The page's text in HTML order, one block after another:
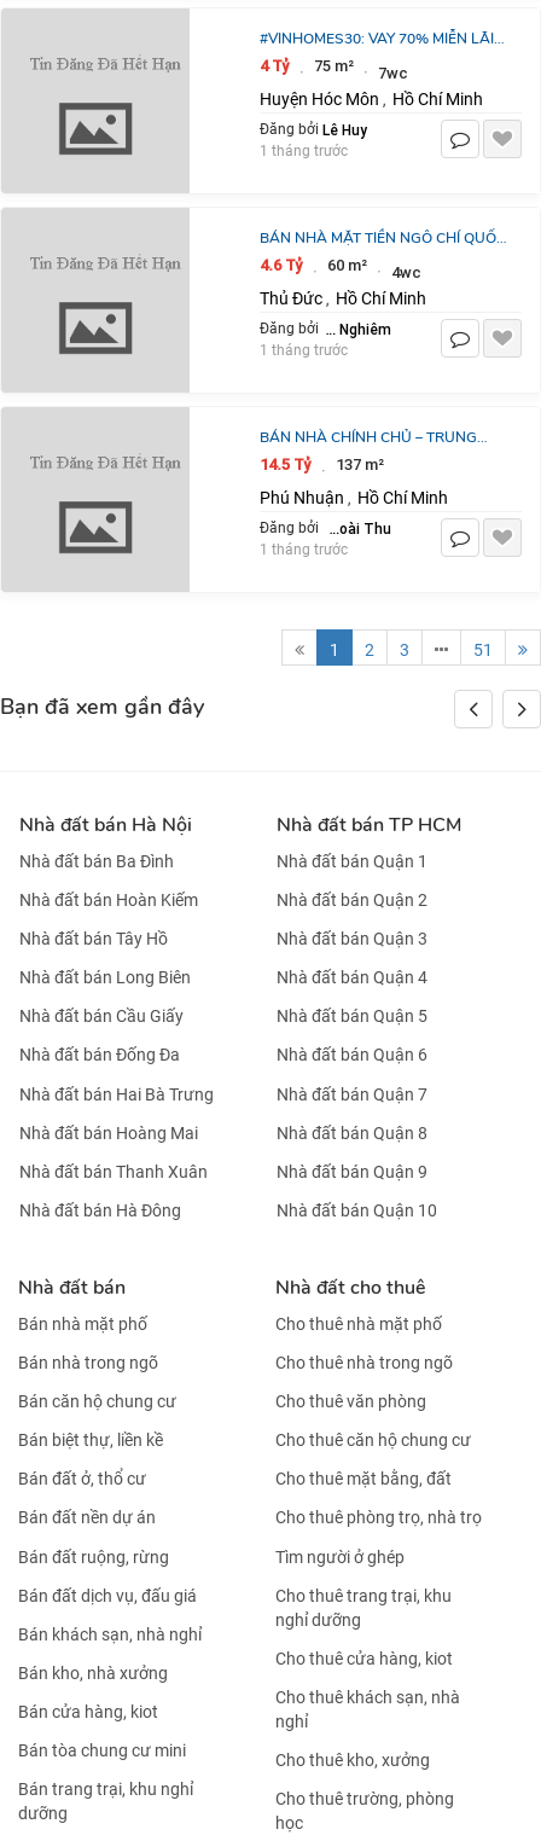
#VINHOMES30: VAY 70% MIỄN LÃI
36 THÁNG MUA NHÀ PHỐ 5X15M
TỔNG 4 TỶ - VỐN 1,4 TỶ, CHIẾT
KHẤU 22,5%!
4 Tỷ · 75 m² · 7wc
Huyện Hóc Môn , Hồ Chí Minh
Đăng bởi Lê Huy
1 tháng trước
BÁN NHÀ MẶT TIỀN NGÔ CHÍ QUỐC
KINH DOANH NGÀY ĐÊM CHỈ 4.6TY
4.6 Tỷ · 60 m² · 4wc
Thủ Đức , Hồ Chí Minh
Đăng bởi Lê Quang Nghiêm
1 tháng trước
BÁN NHÀ CHÍNH CHỦ – TRUNG
TÂM QUẬN PHÚ NHUẬN, THÀNH
PHỐ HỒ CHÍ MINH
14.5 Tỷ · 137 m²
Phú Nhuận , Hồ Chí Minh
Đăng bởi Nguyễn Hoài Thu
1 tháng trước
1 2 3 51
Bạn đã xem gần đây
Nhà đất bán Hà Nội
Nhà đất bán Ba Đình
Nhà đất bán Hoàn Kiếm
Nhà đất bán Tây Hồ
Nhà đất bán Long Biên
Nhà đất bán Cầu Giấy
Nhà đất bán Đống Đa
Nhà đất bán Hai Bà Trưng
Nhà đất bán Hoàng Mai
Nhà đất bán Thanh Xuân
Nhà đất bán Hà Đông
Nhà đất bán TP HCM
Nhà đất bán Quận 1
Nhà đất bán Quận 2
Nhà đất bán Quận 3
Nhà đất bán Quận 4
Nhà đất bán Quận 5
Nhà đất bán Quận 6
Nhà đất bán Quận 7
Nhà đất bán Quận 8
Nhà đất bán Quận 9
Nhà đất bán Quận 10
Nhà đất bán
Bán nhà mặt phố
Bán nhà trong ngõ
Bán căn hộ chung cư
Bán biệt thự, liền kề
Bán đất ở, thổ cư
Bán đất nền dự án
Bán đất ruộng, rừng
Bán đất dịch vụ, đấu giá
Bán khách sạn, nhà nghỉ
Bán kho, nhà xưởng
Bán cửa hàng, kiot
Bán tòa chung cư mini
Bán trang trại, khu nghỉ
dưỡng
Nhà đất cho thuê
Cho thuê nhà mặt phố
Cho thuê nhà trong ngõ
Cho thuê văn phòng
Cho thuê căn hộ chung cư
Cho thuê mặt bằng, đất
Cho thuê phòng trọ, nhà trọ
Tìm người ở ghép
Cho thuê trang trại, khu
nghỉ dưỡng
Cho thuê cửa hàng, kiot
Cho thuê khách sạn, nhà
nghỉ
Cho thuê kho, xưởng
Cho thuê trường, phòng
học